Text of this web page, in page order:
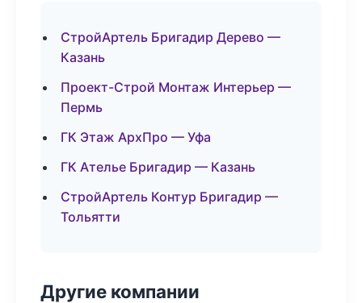
СтройАртель Бригадир Дерево —
Казань
Проект-Строй Монтаж Интерьер —
Пермь
ГК Этаж АрхПро — Уфа
ГК Ателье Бригадир — Казань
СтройАртель Контур Бригадир —
Тольятти
Другие компании